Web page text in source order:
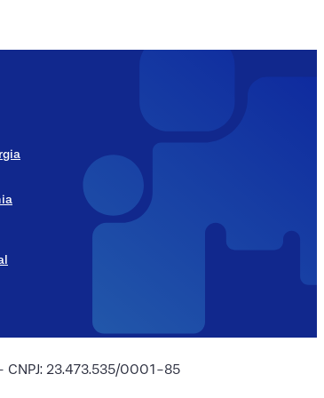
CNPJ: 23.473.535/0001-85